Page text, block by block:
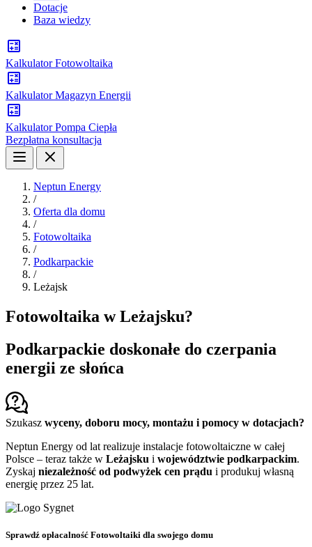
Dotacje
Baza wiedzy
Kalkulator Fotowoltaika
Kalkulator Magazyn Energii
Kalkulator Pompa Ciepła
Bezpłatna konsultacja
Neptun Energy
/
Oferta dla domu
/
Fotowoltaika
/
Podkarpackie
/
Leżajsk
Fotowoltaika w Leżajsku?
Podkarpackie doskonałe do czerpania
energii ze słońca
Szukasz wyceny, doboru mocy, montażu i pomocy w dotacjach?
Neptun Energy od lat realizuje instalacje fotowoltaiczne w całej
Polsce – teraz także w Leżajsku i województwie podkarpackim.
Zyskaj niezależność od podwyżek cen prądu i produkuj własną
energię przez 25 lat.
Sprawdź opłacalność Fotowoltaiki dla swojego domu